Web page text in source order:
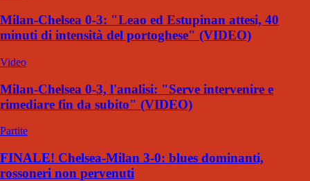
Milan-Chelsea 0-3: "Leao ed Estupinan attesi, 40
minuti di intensità del portoghese" (VIDEO)
Video
Milan-Chelsea 0-3, l'analisi: "Serve intervenire e
rimediare fin da subito" (VIDEO)
Partite
FINALE! Chelsea-Milan 3-0: blues dominanti,
rossoneri non pervenuti